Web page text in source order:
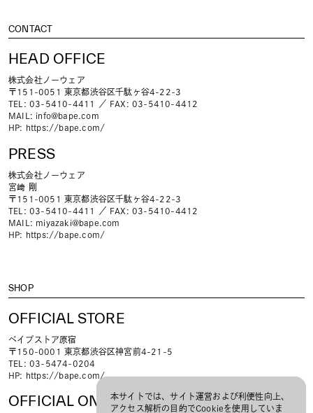
CONTACT
HEAD OFFICE
株式会社ノーウェア
〒151-0051 東京都渋谷区千駄ヶ谷4-22-3
TEL: 03-5410-4411 ／ FAX: 03-5410-4412
MAIL: info@bape.com
HP: https://bape.com/
PRESS
株式会社ノーウェア
宮﨑 剛
〒151-0051 東京都渋谷区千駄ヶ谷4-22-3
TEL: 03-5410-4411 ／ FAX: 03-5410-4412
MAIL: miyazaki@bape.com
HP: https://bape.com/
SHOP
OFFICIAL STORE
ベイプストア原宿
〒150-0001 東京都渋谷区神宮前4-21-5
TEL: 03-5474-0204
HP: https://bape.com/
OFFICIAL ONLINE STORE本サイトでは、サイト運営および利便性向上、
アクセス解析の目的でCookieを使用していま